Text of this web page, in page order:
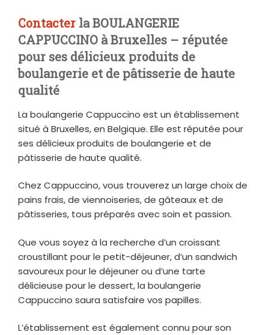
Contacter la BOULANGERIE
CAPPUCCINO à Bruxelles – réputée
pour ses délicieux produits de
boulangerie et de pâtisserie de haute
qualité
La boulangerie Cappuccino est un établissement
situé à Bruxelles, en Belgique. Elle est réputée pour
ses délicieux produits de boulangerie et de
pâtisserie de haute qualité.
Chez Cappuccino, vous trouverez un large choix de
pains frais, de viennoiseries, de gâteaux et de
pâtisseries, tous préparés avec soin et passion.
Que vous soyez à la recherche d’un croissant
croustillant pour le petit-déjeuner, d’un sandwich
savoureux pour le déjeuner ou d’une tarte
délicieuse pour le dessert, la boulangerie
Cappuccino saura satisfaire vos papilles.
L’établissement est également connu pour son